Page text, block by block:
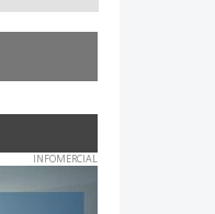
INFOMERCIAL